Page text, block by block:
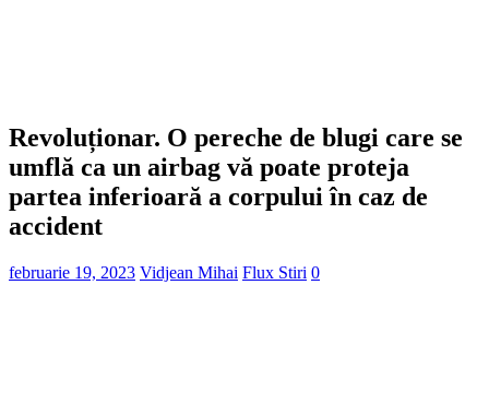
Revoluționar. O pereche de blugi care se
umflă ca un airbag vă poate proteja
partea inferioară a corpului în caz de
accident
februarie 19, 2023 Vidjean Mihai Flux Stiri 0